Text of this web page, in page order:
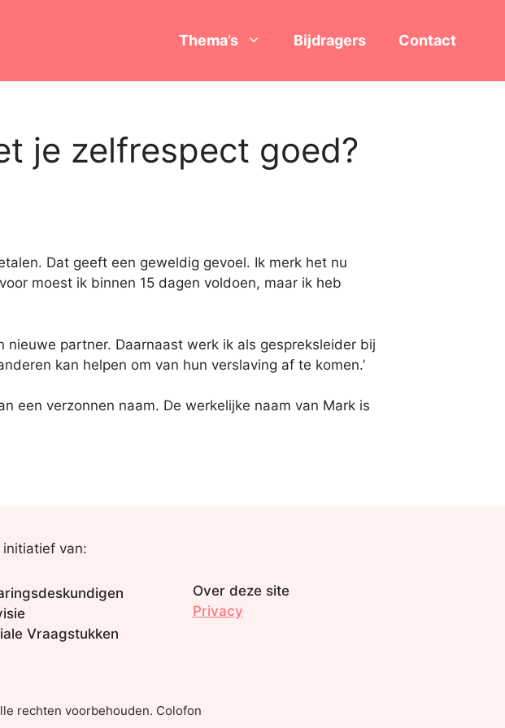
Thema’s Bijdragers Contact
je zelfrespect goed?
Dat geeft een geweldig gevoel. Ik merk het nu
moest ik binnen 15 dagen voldoen, maar ik heb
nieuwe partner. Daarnaast werk ik als gespreksleider bij
kan helpen om van hun verslaving af te komen.’
een verzonnen naam. De werkelijke naam van Mark is
initiatief van:
Vraagstukken
Over deze site
Privacy
rechten voorbehouden. Colofon